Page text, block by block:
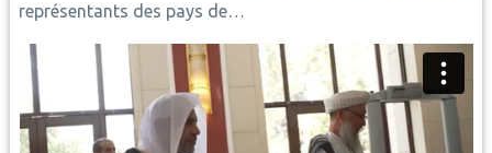
représentants des pays de…